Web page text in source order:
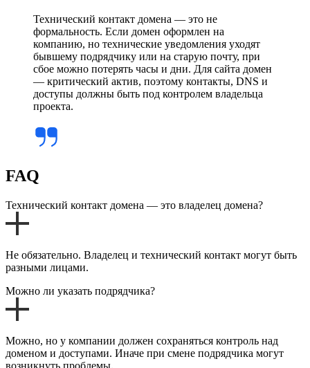
Технический контакт домена — это не
формальность. Если домен оформлен на
компанию, но технические уведомления уходят
бывшему подрядчику или на старую почту, при
сбое можно потерять часы и дни. Для сайта домен
— критический актив, поэтому контакты, DNS и
доступы должны быть под контролем владельца
проекта.
FAQ
Технический контакт домена — это владелец домена?
Не обязательно. Владелец и технический контакт могут быть
разными лицами.
Можно ли указать подрядчика?
Можно, но у компании должен сохраняться контроль над
доменом и доступами. Иначе при смене подрядчика могут
возникнуть проблемы.